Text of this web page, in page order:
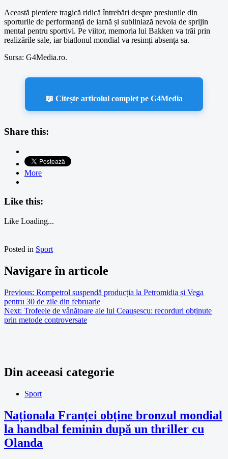
Această pierdere tragică ridică întrebări despre presiunile din
sporturile de performanță de iarnă și subliniază nevoia de sprijin
mental pentru sportivi. Pe viitor, memoria lui Bakken va trăi prin
realizările sale, iar biatlonul mondial va resimți absența sa.
Sursa: G4Media.ro.
📖 Citește articolul complet pe G4Media
Share this:
More
Like this:
Like Loading...
Posted in Sport
Navigare în articole
Previous: Rompetrol suspendă producția la Petromidia și Vega
pentru 30 de zile din februarie
Next: Trofeele de vânătoare ale lui Ceaușescu: recorduri obținute
prin metode controversate
Din aceeasi categorie
Sport
Naționala Franței obține bronzul mondial
la handbal feminin după un thriller cu
Olanda